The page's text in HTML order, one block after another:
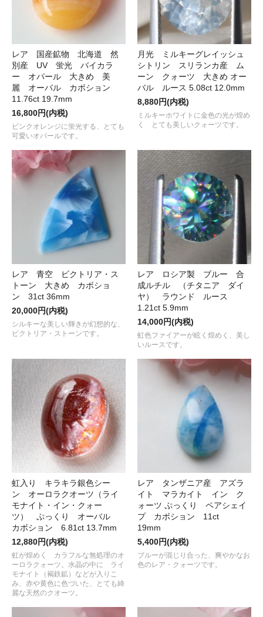
レア 国産鉱物 北海道 然
別産 UV 蛍光 バイカラ
ー オパール 大きめ 美
麗 オーバル カボション
11.76ct 19.7mm
16,800円(内税)
ピンクオレンジに蛍光する、とても
可愛いオパールです。
月光 ミルキーグレイッシュ
シトリン スリランカ産 ム
ーン クォーツ 大きめ オー
バル ルース 5.08ct 12.0mm
8,880円(内税)
ミルキーホワイトに金色の光が煌め
く とても美しいクォーツです。
レア 青空 ビクトリア・ス
トーン 大きめ カボショ
ン 31ct 36mm
20,000円(内税)
シルキーな美しい輝きが幻想的な、
ビクトリア・ストーンです。
レア ロシア製 ブルー 合
成ルチル （チタニア ダイ
ヤ） ラウンド ルース
1.21ct 5.9mm
14,000円(内税)
虹色ファイアーが眩く煌めく、美し
いルースです。
虹入り キラキラ銀色シー
ン オーロラクオーツ（ライ
モナイト・イン・クォー
ツ） ぷっくり オーバル
カボション 6.81ct 13.7mm
12,880円(内税)
虹が煌めく カラフルな無処理のオ
ーロラクォーツ。水晶の中に ライ
モナイト（褐鉄鉱）などが入りこ
み、赤や黄色に色づいた、とても綺
麗な天然のクオーツ。
レア タンザニア産 アズラ
イト マラカイト イン ク
ォーツ ぷっくり ペアシェイ
プ カボション 11ct
19mm
5,400円(内税)
ブルーが混じり合った、爽やかなお
色のレア・クォーツです。